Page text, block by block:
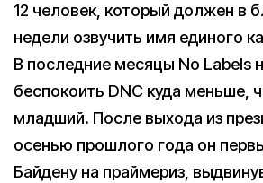
12 человек, который должен в
недели озвучить имя единого
В последние месяцы No Labels
беспокоить DNC куда меньше,
младший. После выхода из
осенью прошлого года он
Байдену на праймериз,